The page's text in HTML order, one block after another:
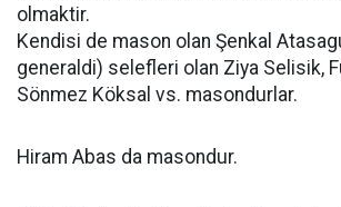
olmaktir.
Kendisi de mason olan Şenkal
generaldi) selefleri olan Ziya Selisik,
Sönmez Köksal vs. masondurlar.
Hiram Abas da masondur.